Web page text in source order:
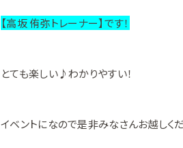
【高坂 侑弥トレーナー】です！
とても楽しい♪わかりやすい！
イベントになので是非みなさんお越しく